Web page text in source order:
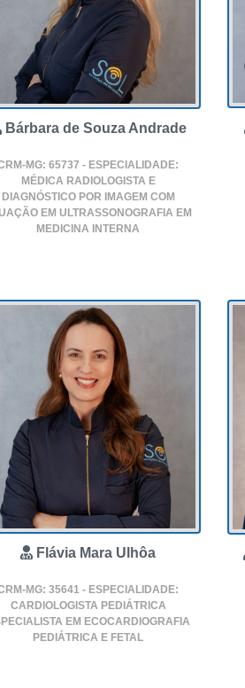
Bárbara de Souza Andrade
MG: 65737 - ESPECIALIDADE:
MÉDICA RADIOLOGISTA E
DIAGNÓSTICO POR IMAGEM COM
EM ULTRASSONOGRAFIA EM
MEDICINA INTERNA
Flávia Mara Ulhôa
MG: 35641 - ESPECIALIDADE:
CARDIOLOGISTA PEDIÁTRICA
EM ECOCARDIOGRAFIA
PEDIÁTRICA E FETAL